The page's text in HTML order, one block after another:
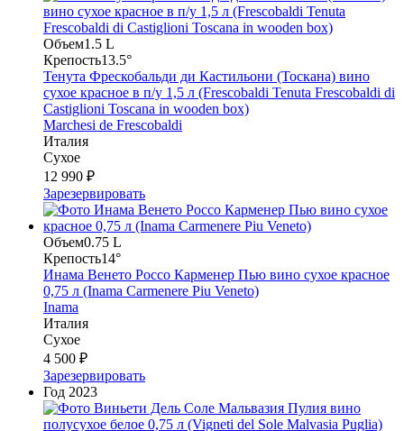
Объем1.5 L
Крепость13.5°
Тенута Фрескобальди ди Кастильони (Тоскана) вино
сухое красное в п/у 1,5 л (Frescobaldi Tenuta Frescobaldi di
Castiglioni Toscana in wooden box)
Marchesi de Frescobaldi
Италия
Сухое
12 990 ₽
Зарезервировать
Объем0.75 L
Крепость14°
Инама Венето Россо Карменер Пью вино сухое красное
0,75 л (Inama Carmenere Piu Veneto)
Inama
Италия
Сухое
4 500 ₽
Зарезервировать
Год 2023